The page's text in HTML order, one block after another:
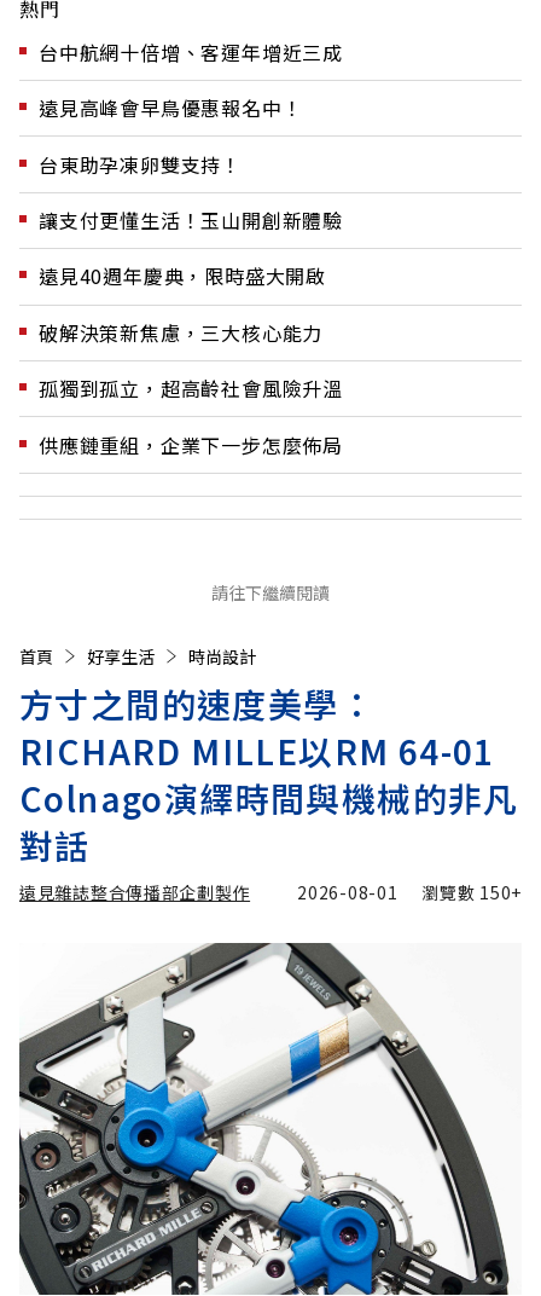
熱門
台中航網十倍增、客運年增近三成
遠見高峰會早鳥優惠報名中！
台東助孕凍卵雙支持！
讓支付更懂生活！玉山開創新體驗
遠見40週年慶典，限時盛大開啟
破解決策新焦慮，三大核心能力
孤獨到孤立，超高齡社會風險升溫
供應鏈重組，企業下一步怎麼佈局
請往下繼續閱讀
首頁 好享生活 時尚設計
方寸之間的速度美學：
RICHARD MILLE以RM 64-01
Colnago演繹時間與機械的非凡
對話
遠見雜誌整合傳播部企劃製作 2026-08-01 瀏覽數 150+